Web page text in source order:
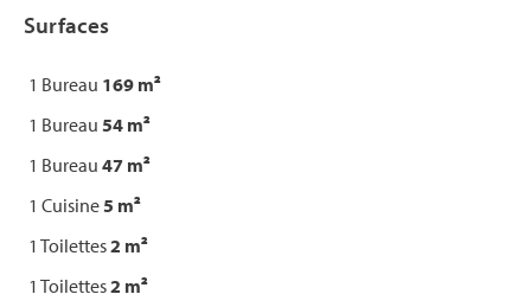
Surfaces
1 Bureau 169 m²
1 Bureau 54 m²
1 Bureau 47 m²
1 Cuisine5 m²
1 Toilettes2 m²
1 Toilettes2 m²